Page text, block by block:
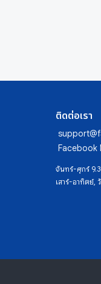
ติดต่อเรา
Facebook
จันทร์-ศุกร์
เสาร์-อาทิตย์